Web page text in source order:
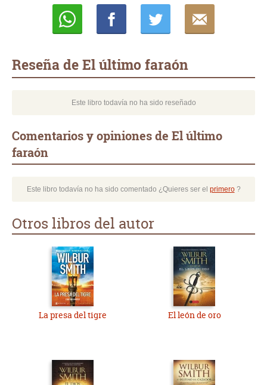
Reseña de El último faraón
Este libro todavía no ha sido reseñado
Comentarios y opiniones de El último
faraón
Este libro todavía no ha sido comentado ¿Quieres ser el primero?
Otros libros del autor
La presa del tigre El león de oro